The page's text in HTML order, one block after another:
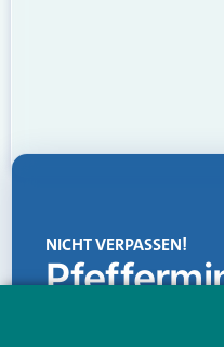
NICHT VERPASSEN!